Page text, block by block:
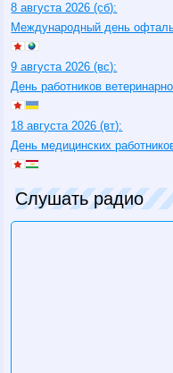
8 августа 2026 (сб):
Международный день
9 августа 2026 (вс):
День работников
18 августа 2026 (вт):
День медицинских
Слушать радио